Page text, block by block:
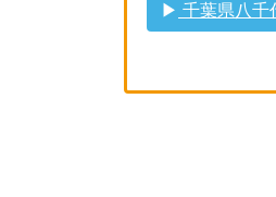
▶︎ 千葉県八